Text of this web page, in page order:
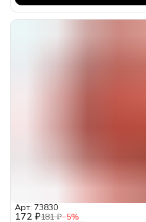
172 ₽181 ₽−5%
Арт: 73830